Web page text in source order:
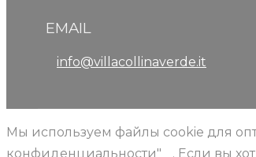
EMAIL
info@villacollinaverde.it
Мы используем файлы cookie для
конфиденциальности"
. Если вы